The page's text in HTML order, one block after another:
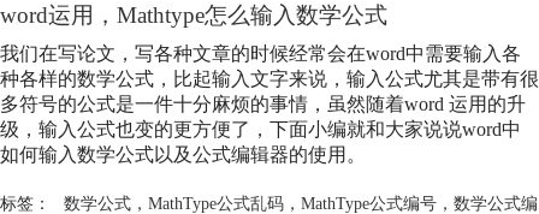
word运用，Mathtype怎么输入数学公式
我们在写论文，写各种文章的时候经常会在word中需要输入各
种各样的数学公式，比起输入文字来说，输入公式尤其是带有很
多符号的公式是一件十分麻烦的事情，虽然随着word 运用的升
级，输入公式也变的更方便了，下面小编就和大家说说word中
如何输入数学公式以及公式编辑器的使用。
标签： 数学公式， MathType公式乱码， MathType公式编号， 数学公式编